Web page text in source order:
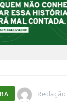
Redação